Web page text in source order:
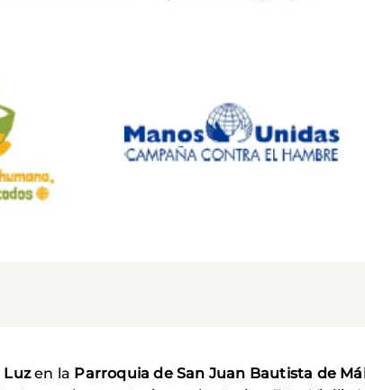
Luzen la Parroquia de San Juan Bautista de